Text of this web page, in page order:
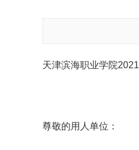
天津滨海职业学院2021
尊敬的用人单位：